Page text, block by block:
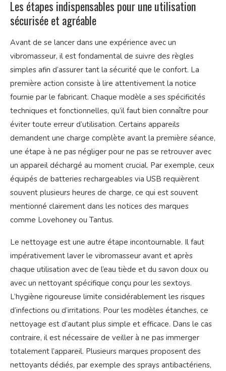
Les étapes indispensables pour une utilisation
sécurisée et agréable
Avant de se lancer dans une expérience avec un
vibromasseur, il est fondamental de suivre des règles
simples afin d’assurer tant la sécurité que le confort. La
première action consiste à lire attentivement la notice
fournie par le fabricant. Chaque modèle a ses spécificités
techniques et fonctionnelles, qu’il faut bien connaître pour
éviter toute erreur d’utilisation. Certains appareils
demandent une charge complète avant la première séance,
une étape à ne pas négliger pour ne pas se retrouver avec
un appareil déchargé au moment crucial. Par exemple, ceux
équipés de batteries rechargeables via USB requièrent
souvent plusieurs heures de charge, ce qui est souvent
mentionné clairement dans les notices des marques
comme Lovehoney ou Tantus.
Le nettoyage est une autre étape incontournable. Il faut
impérativement laver le vibromasseur avant et après
chaque utilisation avec de l’eau tiède et du savon doux ou
avec un nettoyant spécifique conçu pour les sextoys.
L’hygiène rigoureuse limite considérablement les risques
d’infections ou d’irritations. Pour les modèles étanches, ce
nettoyage est d’autant plus simple et efficace. Dans le cas
contraire, il est nécessaire de veiller à ne pas immerger
totalement l’appareil. Plusieurs marques proposent des
nettoyants dédiés, par exemple des sprays antibactériens,